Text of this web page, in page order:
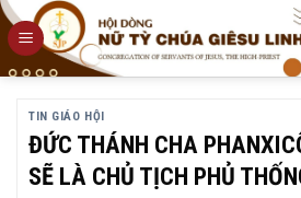
Skip
to
content
TIN GIÁO HỘI
ĐỨC THÁNH CHA
SẼ LÀ CHỦ TỊCH PHỦ